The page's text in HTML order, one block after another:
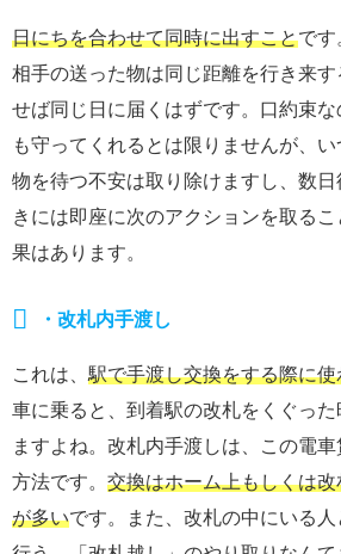
日にちを合わせて同時に出すことです
相手の送った物は同じ距離を行き来
せば同じ日に届くはずです。口約束
も守ってくれるとは限りませんが、
物を待つ不安は取り除けますし、数日
きには即座に次のアクションを取る
果はあります。
・改札内手渡し
これは、 駅で手渡し交換をする際に
車に乗ると、到着駅の改札をくぐっ
ますよね。改札内手渡しは、この電
方法です。 交換はホーム上もしくは
が多いです。また、改札の中にいる